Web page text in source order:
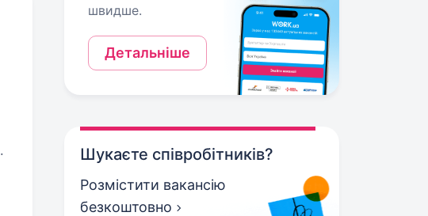
швидше.
Детальніше
Шукаєте співробітників?
Розмістити вакансію
безкоштовно